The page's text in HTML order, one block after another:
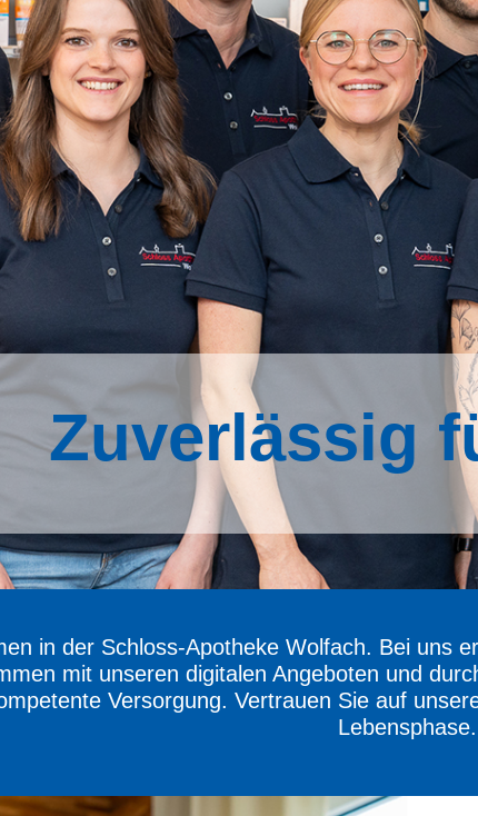
Zuverlässig
in der Schloss-Apotheke Wolfach. Bei uns
mit unseren digitalen Angeboten und
Versorgung. Vertrauen Sie auf
Lebensphase.